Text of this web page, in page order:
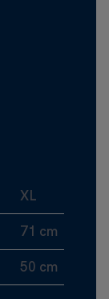
XL
71 cm
50 cm